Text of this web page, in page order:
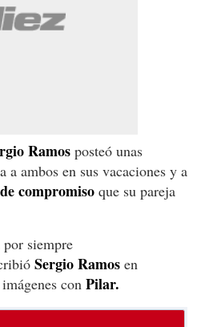
Ramos posteó unas
a ambos en sus vacaciones y a
compromiso que su pareja
siempre
Sergio Ramos en
con Pilar.